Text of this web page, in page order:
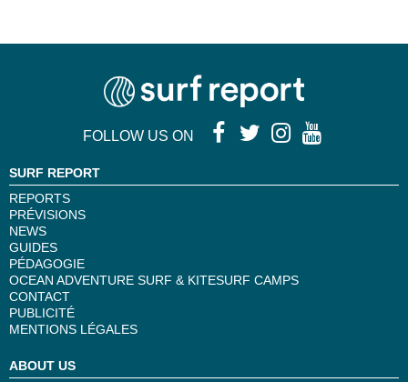
FOLLOW US ON
SURF REPORT
REPORTS
PRÉVISIONS
NEWS
GUIDES
PÉDAGOGIE
OCEAN ADVENTURE SURF & KITESURF CAMPS
CONTACT
PUBLICITÉ
MENTIONS LÉGALES
ABOUT US